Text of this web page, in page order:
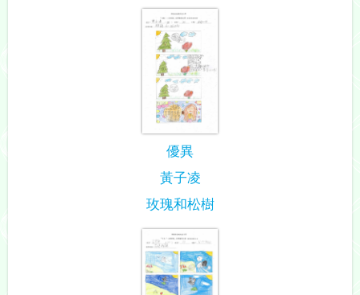
優異
黃子凌
玫瑰和松樹